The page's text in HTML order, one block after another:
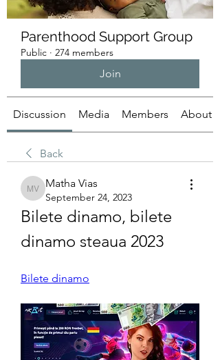
Parenthood Support Group
Public · 274 members
Join
Discussion Media Members About
Back
Matha Vias
Matha Vias
September 24, 2023
Bilete dinamo, bilete
dinamo steaua 2023
Bilete dinamo